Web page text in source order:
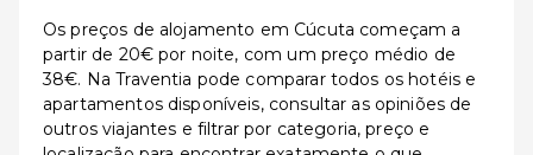
Os preços de alojamento em Cúcuta começam a
partir de 20€ por noite, com um preço médio de
38€. Na Traventia pode comparar todos os hotéis e
apartamentos disponíveis, consultar as opiniões de
outros viajantes e filtrar por categoria, preço e